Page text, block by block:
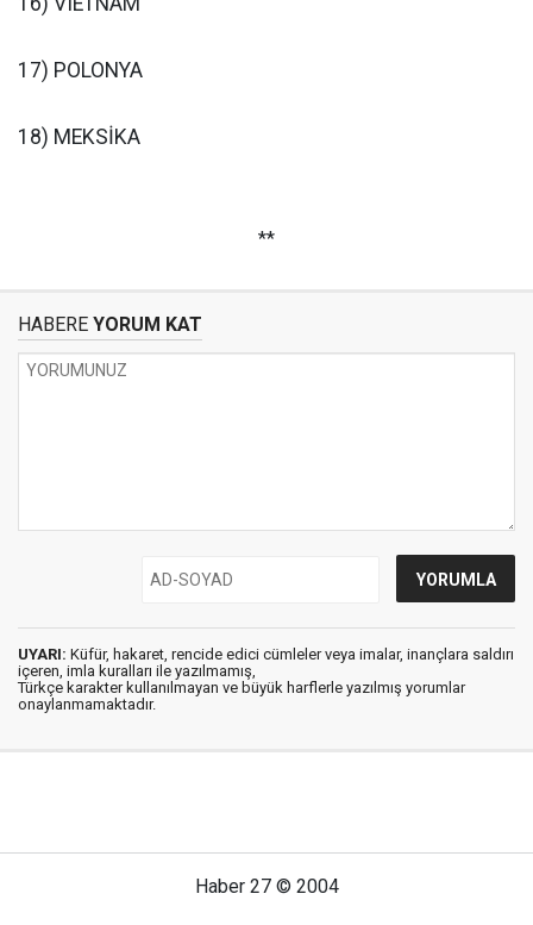
17) POLONYA
18) MEKSİKA
**
HABERE YORUM KAT
UYARI: Küfür, hakaret, rencide edici cümleler veya imalar, inançlara saldırı
içeren, imla kuralları ile yazılmamış,
Türkçe karakter kullanılmayan ve büyük harflerle yazılmış yorumlar
onaylanmamaktadır.
Haber 27 © 2004